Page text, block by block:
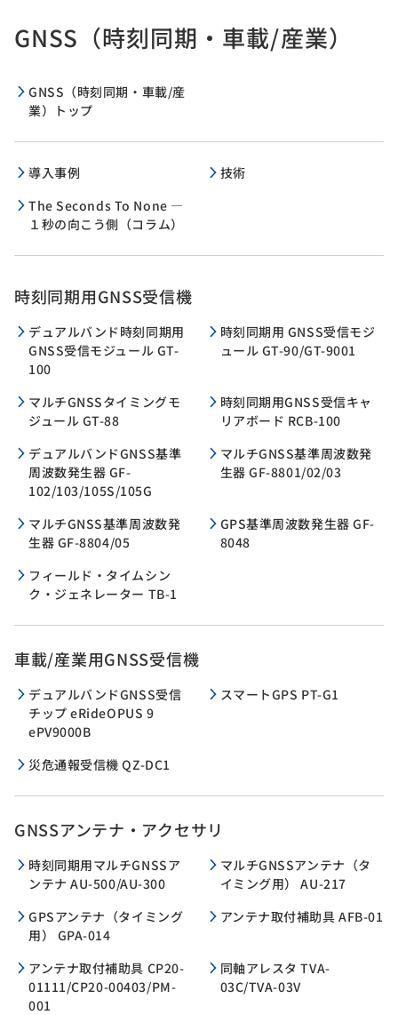
GNSS（時刻同期・車載/産業）
GNSS（時刻同期・車載/産
業）トップ
導入事例
技術
The Seconds To None ―
１秒の向こう側（コラム）
時刻同期用GNSS受信機
デュアルバンド時刻同期用
GNSS受信モジュール GT-
100
時刻同期用 GNSS受信モジ
ュール GT-90/GT-9001
マルチGNSSタイミングモ
ジュール GT-88
時刻同期用GNSS受信キャ
リアボード RCB-100
デュアルバンドGNSS基準
周波数発生器 GF-
102/103/105S/105G
マルチGNSS基準周波数発
生器 GF-8801/02/03
マルチGNSS基準周波数発
生器 GF-8804/05
GPS基準周波数発生器 GF-
8048
フィールド・タイムシン
ク・ジェネレーター TB-1
車載/産業用GNSS受信機
デュアルバンドGNSS受信
チップ eRideOPUS 9
ePV9000B
スマートGPS PT-G1
災危通報受信機 QZ-DC1
GNSSアンテナ・アクセサリ
時刻同期用マルチGNSSア
ンテナ AU-500/AU-300
マルチGNSSアンテナ（タ
イミング用） AU-217
GPSアンテナ（タイミング
用） GPA-014
アンテナ取付補助具 AFB-01
アンテナ取付補助具 CP20-
01111/CP20-00403/PM-
001
同軸アレスタ TVA-
03C/TVA-03V